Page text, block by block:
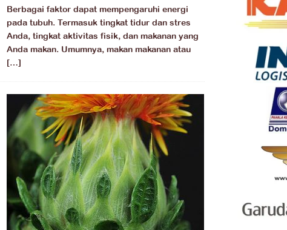
Berbagai faktor dapat mempengaruhi energi
pada tubuh. Termasuk tingkat tidur dan stres
Anda, tingkat aktivitas fisik, dan makanan yang
Anda makan. Umumnya, makan makanan atau
[…]